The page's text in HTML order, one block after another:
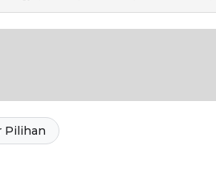
Pilihan